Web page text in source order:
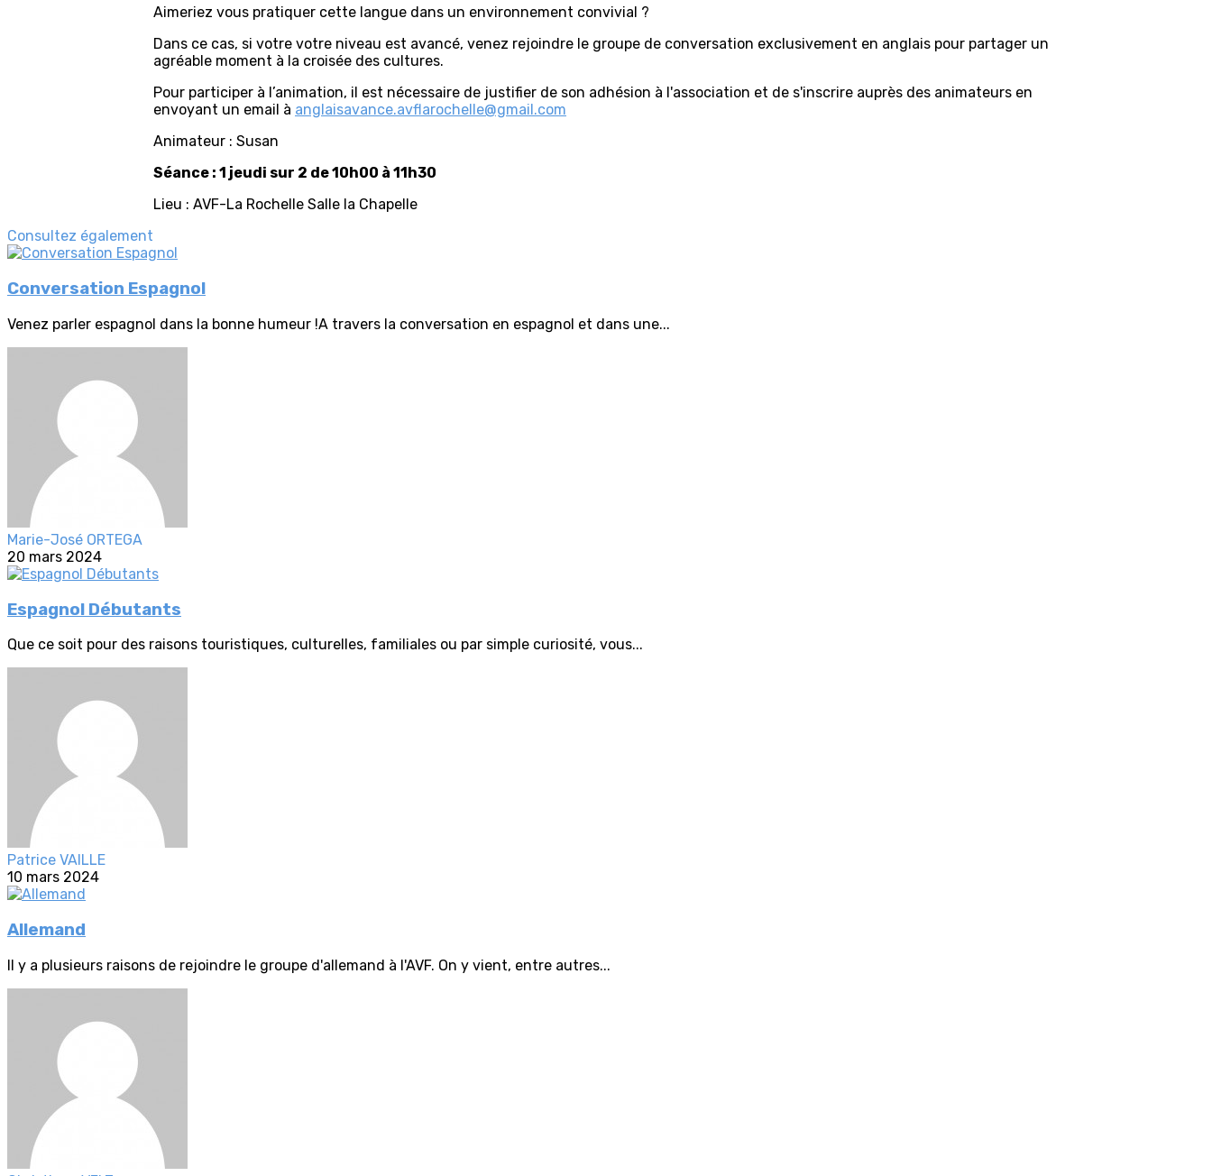
Aimeriez vous pratiquer cette langue dans un environnement convivial ?
Dans ce cas, si votre votre niveau est avancé, venez rejoindre le groupe de conversation exclusivement en anglais pour partager un
agréable moment à la croisée des cultures.
Pour participer à l’animation, il est nécessaire de justifier de son adhésion à l'association et de s'inscrire auprès des animateurs en
envoyant un email à anglaisavance.avflarochelle@gmail.com
Animateur : Susan
Séance : 1 jeudi sur 2 de 10h00 à 11h30
Lieu : AVF-La Rochelle Salle la Chapelle
Consultez également
Conversation Espagnol
Venez parler espagnol dans la bonne humeur !A travers la conversation en espagnol et dans une...
Marie-José ORTEGA
20 mars 2024
Espagnol Débutants
Que ce soit pour des raisons touristiques, culturelles, familiales ou par simple curiosité, vous...
Patrice VAILLE
10 mars 2024
Allemand
Il y a plusieurs raisons de rejoindre le groupe d'allemand à l'AVF. On y vient, entre autres...